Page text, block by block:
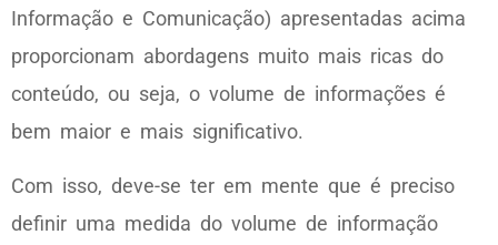
Informação e Comunicação) apresentadas acima
proporcionam abordagens muito mais ricas do
conteúdo, ou seja, o volume de informações é
bem maior e mais significativo.
Com isso, deve-se ter em mente que é preciso
definir uma medida do volume de informação